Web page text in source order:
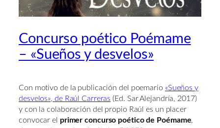
Concurso poético Poémame
– «Sueños y desvelos»
Con motivo de la publicación del poemario «Sueños y
desvelos», de Raúl Carreras (Ed. Sar Alejandría, 2017)
y con la colaboración del propio Raúl es un placer
convocar el primer concurso poético de Poémame,